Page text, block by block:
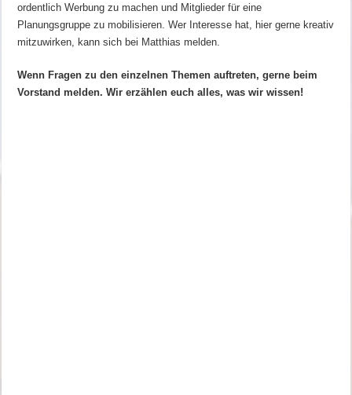
ordentlich Werbung zu machen und Mitglieder für eine
Planungsgruppe zu mobilisieren. Wer Interesse hat, hier gerne kreativ
mitzuwirken, kann sich bei Matthias melden.
Wenn Fragen zu den einzelnen Themen auftreten, gerne beim
Vorstand melden. Wir erzählen euch alles, was wir wissen!